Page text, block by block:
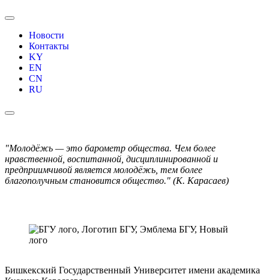
Новости
Контакты
KY
EN
CN
RU
"Молодёжь — это барометр общества. Чем более
нравственной, воспитанной, дисциплинированной и
предприимчивой является молодёжь, тем более
благополучным становится общество." (К. Карасаев)
Бишкекский Государственный Университет имени академика